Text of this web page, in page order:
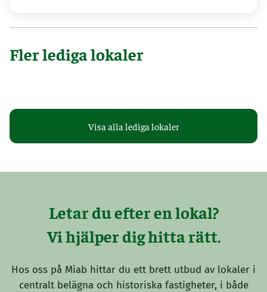
Fler lediga lokaler
Visa alla lediga lokaler
Letar du efter en lokal?
Vi hjälper dig hitta rätt.
Hos oss på Miab hittar du ett brett utbud av lokaler i
centralt belägna och historiska fastigheter, i både